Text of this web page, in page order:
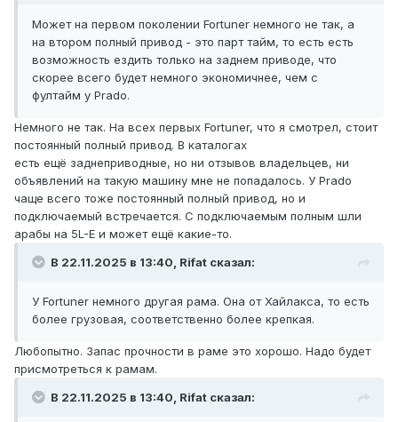
Может на первом поколении Fortuner немного не так, а
на втором полный привод - это парт тайм, то есть есть
возможность ездить только на заднем приводе, что
скорее всего будет немного экономичнее, чем с
фултайм у Prado.
Немного не так. На всех первых Fortuner, что я смотрел, стоит
постоянный полный привод. В каталогах
есть ещё заднеприводные, но ни отзывов владельцев, ни
объявлений на такую машину мне не попадалось. У Prado
чаще всего тоже постоянный полный привод, но и
подключаемый встречается. С подключаемым полным шли
арабы на 5L-E и может ещё какие-то.
В 22.11.2025 в 13:40, Rifat сказал:
У Fortuner немного другая рама. Она от Хайлакса, то есть
более грузовая, соответственно более крепкая.
Любопытно. Запас прочности в раме это хорошо. Надо будет
присмотреться к рамам.
В 22.11.2025 в 13:40, Rifat сказал: